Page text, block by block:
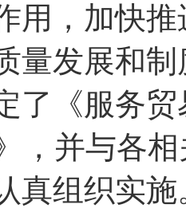
用，加快
量发展和
了《服务
，并与各
真组织实施